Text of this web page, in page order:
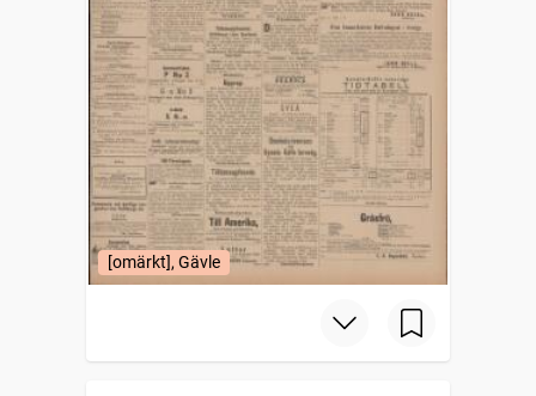
[omärkt], Gävle